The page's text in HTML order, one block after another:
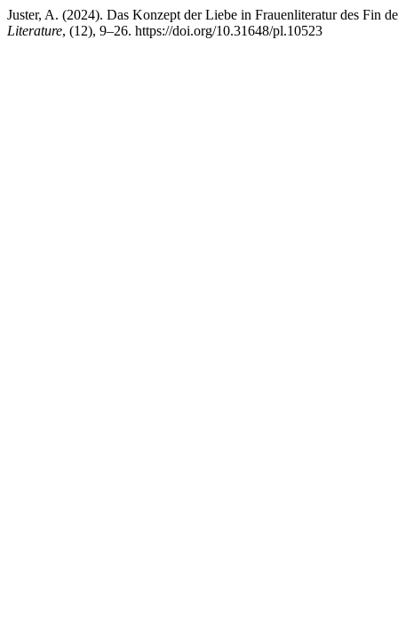
Juster, A. (2024). Das Konzept der Liebe in Frauenliteratur des Fin
Literature, (12), 9–26. https://doi.org/10.31648/pl.10523